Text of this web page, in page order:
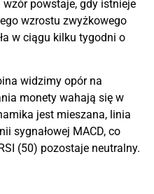
powstaje, gdy istnieje
wzrostu zwyżkowego
w ciągu kilku tygodni o
widzimy opór na
monety wahają się w
jest mieszana, linia
sygnałowej MACD, co
(50) pozostaje neutralny.